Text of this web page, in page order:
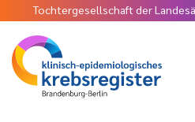
Tochtergesellschaft der